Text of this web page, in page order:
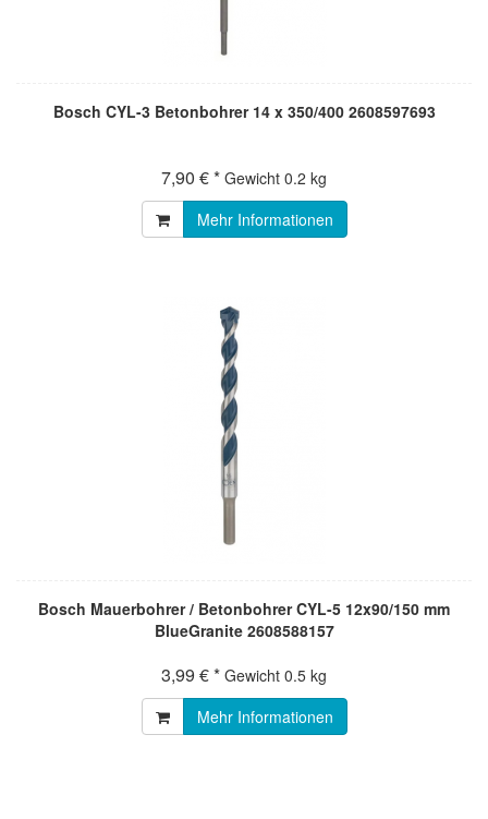
Bosch CYL-3 Betonbohrer 14 x 350/400 2608597693
7,90 € * Gewicht 0.2 kg
Mehr Informationen
Bosch Mauerbohrer / Betonbohrer CYL-5 12x90/150 mm
BlueGranite 2608588157
3,99 € * Gewicht 0.5 kg
Mehr Informationen